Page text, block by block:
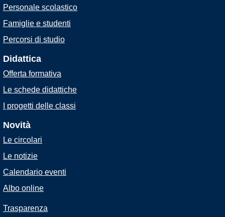
Personale scolastico
Famiglie e studenti
Percorsi di studio
Didattica
Offerta formativa
Le schede didattiche
I progetti delle classi
Novità
Le circolari
Le notizie
Calendario eventi
Albo online
Trasparenza